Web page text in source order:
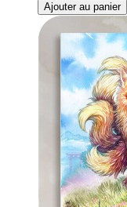
Ajouter au panier